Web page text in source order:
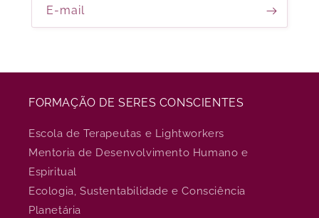
E-mail
FORMAÇÃO DE SERES CONSCIENTES
Escola de Terapeutas e Lightworkers
Mentoria de Desenvolvimento Humano e
Espiritual
Ecologia, Sustentabilidade e Consciência
Planetária